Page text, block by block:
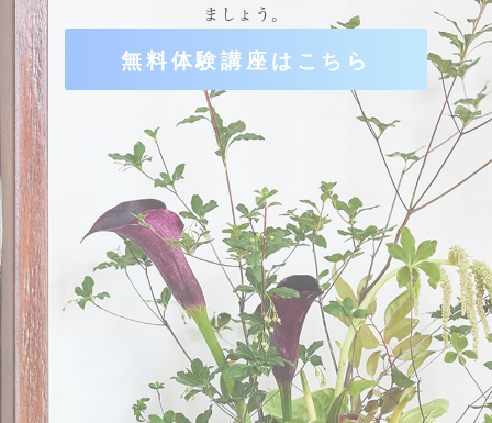
ましょう。
無料体験講座はこちら